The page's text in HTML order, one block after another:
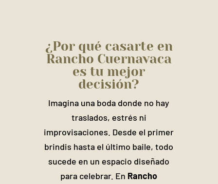
¿Por qué casarte en
Rancho Cuernavaca
es tu mejor
decisión?
Imagina una boda donde no hay
traslados, estrés ni
improvisaciones. Desde el primer
brindis hasta el último baile, todo
sucede en un espacio diseñado
para celebrar. En Rancho